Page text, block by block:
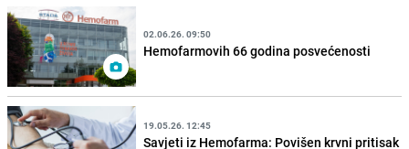
02.06.26. 09:50
Hemofarmovih 66 godina posvećenosti
19.05.26. 12:45
Savjeti iz Hemofarma: Povišen krvni pritisak